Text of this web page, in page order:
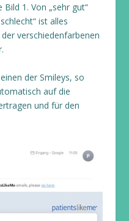
1. Von „sehr gut“
ist alles
verschiedenfarbenen
der Smileys, so
auf die
und für den